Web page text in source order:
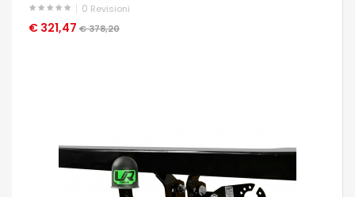
0 Revisioni
€ 321,47 € 378,20
OCCHIATA VELOCE